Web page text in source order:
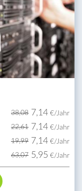
38,08 7,14 €/Jahr
22,61 7,14 €/Jahr
19,99 7,14 €/Jahr
63,07 5,95 €/Jahr